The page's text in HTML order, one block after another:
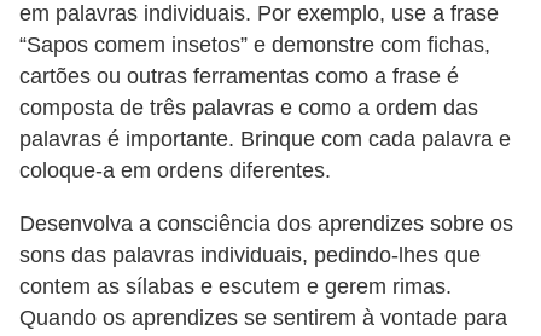
em palavras individuais. Por exemplo, use a frase
“Sapos comem insetos” e demonstre com fichas,
cartões ou outras ferramentas como a frase é
composta de três palavras e como a ordem das
palavras é importante. Brinque com cada palavra e
coloque-a em ordens diferentes.
Desenvolva a consciência dos aprendizes sobre os
sons das palavras individuais, pedindo-lhes que
contem as sílabas e escutem e gerem rimas.
Quando os aprendizes se sentirem à vontade para
N
E
M
D
i
a
s
p